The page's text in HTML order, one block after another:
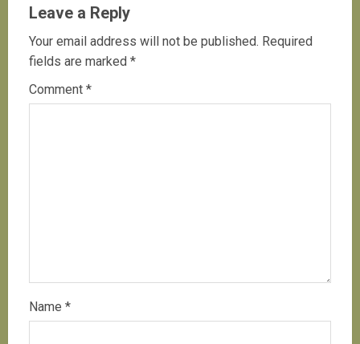
Leave a Reply
Your email address will not be published. Required
fields are marked *
Comment *
Name *